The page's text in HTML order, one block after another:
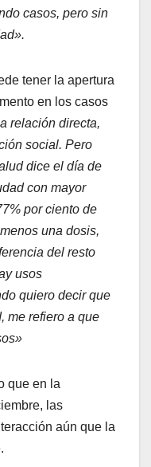
casos, pero sin
tener la apertura
en los casos
relación directa,
social. Pero
dice el día de
con mayor
por ciento de
una dosis,
del resto
usos
quiero decir que
me refiero a que
que en la
las
aún que la